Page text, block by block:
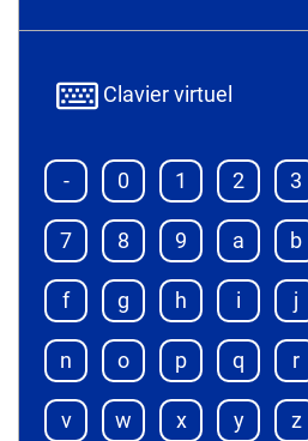
Clavier virtuel
- 0 1 2 3
7 8 9 a b
f g h i j
n o p q r
v w x y z